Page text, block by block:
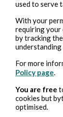
used to serve
With your
requiring your
by tracking
understanding
For more
Policy page
You are free
cookies but
optimised.